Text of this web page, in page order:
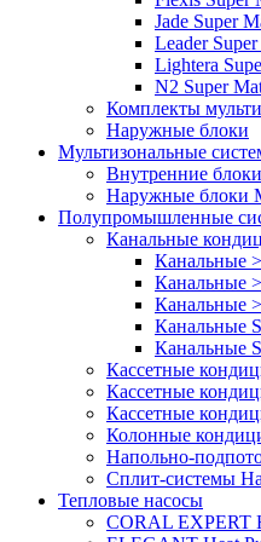
Jade Super
Leader
Lightera
N2 Super
Комплекты
Наружные блоки
Мультизональные
Внутренние
Наружные блоки
Полупромышленные
Канальные
Канальные
Канальные
Канальные
Канальные
Канальные
Кассетные
Кассетные
Кассетные
Колонные
Напольно-
Сплит-системы
Тепловые насосы
CORAL EXPERT